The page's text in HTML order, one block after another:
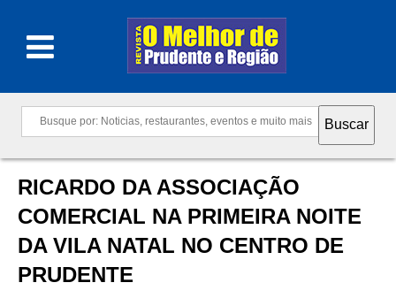
RICARDO DA ASSOCIAÇÃO
COMERCIAL NA PRIMEIRA NOITE
DA VILA NATAL NO CENTRO DE
PRUDENTE